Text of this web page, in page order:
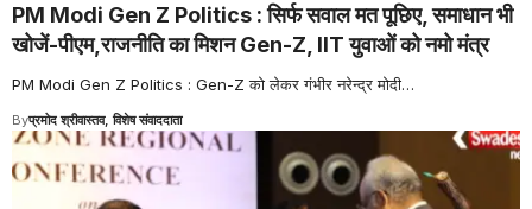
PM Modi Gen Z Politics : सिर्फ सवाल मत पूछिए, समाधान भी
खोजें-पीएम,राजनीति का मिशन Gen-Z, IIT युवाओं को नमो मंत्र
PM Modi Gen Z Politics : Gen-Z को लेकर गंभीर नरेन्द्र मोदी…
Byप्रमोद श्रीवास्तव, विशेष संवाददाता